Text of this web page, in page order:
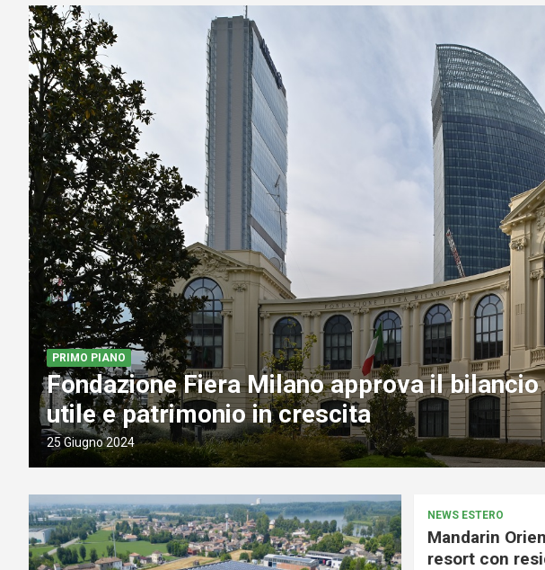
PRIMO PIANO
Riapre dopo una importante
Villasimius, in Sardegna , di proprietà di
Investors Italy
20 Giugno 2024
NEWS ESTERO
Mandarin
resort con